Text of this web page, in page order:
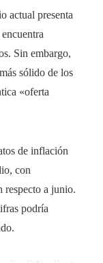
actual presenta
Sin embargo,
sólido de los
«oferta
de inflación
con
respecto a junio.
podría